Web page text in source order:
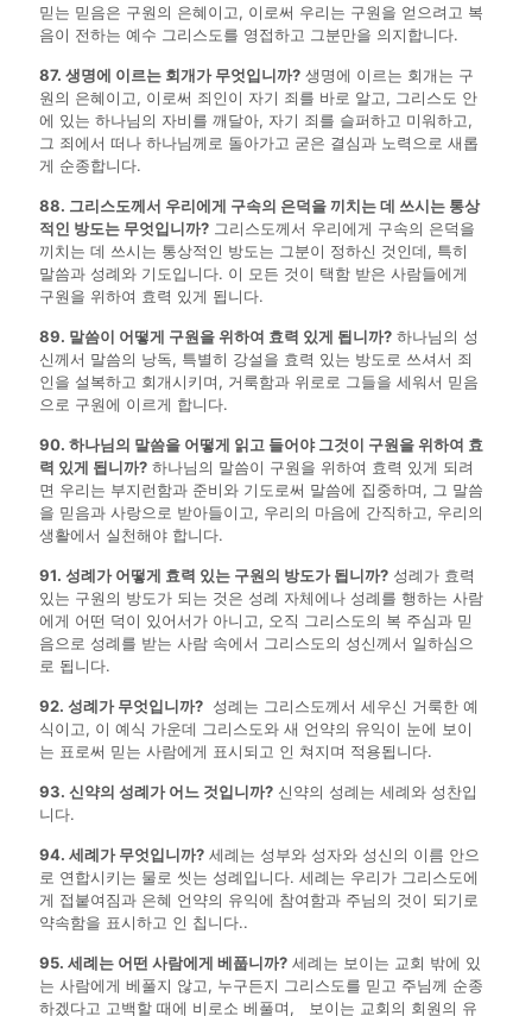
믿는 믿음은 구원의 은혜이고, 이로써 우리는 구원을 얻으려고 복
음이 전하는 예수 그리스도를 영접하고 그분만을 의지합니다.
87. 생명에 이르는 회개가 무엇입니까? 생명에 이르는 회개는 구
원의 은혜이고, 이로써 죄인이 자기 죄를 바로 알고, 그리스도 안
에 있는 하나님의 자비를 깨달아, 자기 죄를 슬퍼하고 미워하고,
그 죄에서 떠나 하나님께로 돌아가고 굳은 결심과 노력으로 새롭
게 순종합니다.
88. 그리스도께서 우리에게 구속의 은덕을 끼치는 데 쓰시는 통상
적인 방도는 무엇입니까? 그리스도께서 우리에게 구속의 은덕을
끼치는 데 쓰시는 통상적인 방도는 그분이 정하신 것인데, 특히
말씀과 성례와 기도입니다. 이 모든 것이 택함 받은 사람들에게
구원을 위하여 효력 있게 됩니다.
89. 말씀이 어떻게 구원을 위하여 효력 있게 됩니까? 하나님의 성
신께서 말씀의 낭독, 특별히 강설을 효력 있는 방도로 쓰셔서 죄
인을 설복하고 회개시키며, 거룩함과 위로로 그들을 세워서 믿음
으로 구원에 이르게 합니다.
90. 하나님의 말씀을 어떻게 읽고 들어야 그것이 구원을 위하여 효
력 있게 됩니까? 하나님의 말씀이 구원을 위하여 효력 있게 되려
면 우리는 부지런함과 준비와 기도로써 말씀에 집중하며, 그 말씀
을 믿음과 사랑으로 받아들이고, 우리의 마음에 간직하고, 우리의
생활에서 실천해야 합니다.
91. 성례가 어떻게 효력 있는 구원의 방도가 됩니까? 성례가 효력
있는 구원의 방도가 되는 것은 성례 자체에나 성례를 행하는 사람
에게 어떤 덕이 있어서가 아니고, 오직 그리스도의 복 주심과 믿
음으로 성례를 받는 사람 속에서 그리스도의 성신께서 일하심으
로 됩니다.
92. 성례가 무엇입니까? 성례는 그리스도께서 세우신 거룩한 예
식이고, 이 예식 가운데 그리스도와 새 언약의 유익이 눈에 보이
는 표로써 믿는 사람에게 표시되고 인 쳐지며 적용됩니다.
93. 신약의 성례가 어느 것입니까? 신약의 성례는 세례와 성찬입
니다.
94. 세례가 무엇입니까? 세례는 성부와 성자와 성신의 이름 안으
로 연합시키는 물로 씻는 성례입니다. 세례는 우리가 그리스도에
게 접붙여짐과 은혜 언약의 유익에 참여함과 주님의 것이 되기로
약속함을 표시하고 인 칩니다..
95. 세례는 어떤 사람에게 베풉니까? 세례는 보이는 교회 밖에 있
는 사람에게 베풀지 않고, 누구든지 그리스도를 믿고 주님께 순종
하겠다고 고백할 때에 비로소 베풀며, 보이는 교회의 회원의 유